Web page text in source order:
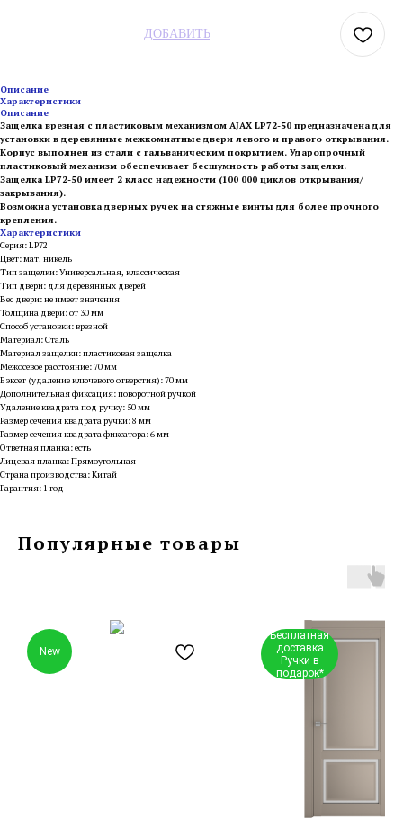
ДОБАВИТЬ
Описание
Характеристики
Описание
Защелка врезная с пластиковым механизмом AJAX LP72-50 предназначена для
установки в деревянные межкомнатные двери левого и правого открывания.
Корпус выполнен из стали с гальваническим покрытием. Ударопрочный
пластиковый механизм обеспечивает бесшумность работы защелки.
Защелка LP72-50 имеет 2 класс надежности (100 000 циклов открывания/
закрывания).
Возможна установка дверных ручек на стяжные винты для более прочного
крепления.
Характеристики
Серия: LP72
Цвет: мат. никель
Тип защелки: Универсальная, классическая
Тип двери: для деревянных дверей
Вес двери: не имеет значения
Толщина двери: от 30 мм
Способ установки: врезной
Материал: Сталь
Материал защелки: пластиковая защелка
Межосевое расстояние: 70 мм
Бэксет (удаление ключевого отверстия): 70 мм
Дополнительная фиксация: поворотной ручкой
Удаление квадрата под ручку: 50 мм
Размер сечения квадрата ручки: 8 мм
Размер сечения квадрата фиксатора: 6 мм
Ответная планка: есть
Лицевая планка: Прямоугольная
Страна производства: Китай
Гарантия: 1 год
Популярные товары
New
Бесплатная
доставка
Ручки в
подарок*